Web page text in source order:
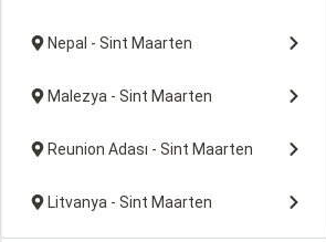
Nepal - Sint Maarten
Malezya - Sint Maarten
Reunion Adası - Sint Maarten
Litvanya - Sint Maarten